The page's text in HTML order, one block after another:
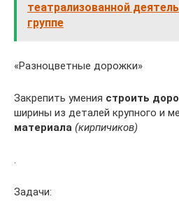
театрализованной
группе
«Разноцветные дорожки»
Закрепить умения строить
ширины из деталей крупного и
материала (кирпичиков)
.
Задачи: